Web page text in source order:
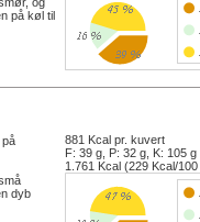
på køl til
på
dyb
881 Kcal pr. kuvert
F: 39 g, P: 32 g, K: 105 g
1.761 Kcal (229 Kcal/100